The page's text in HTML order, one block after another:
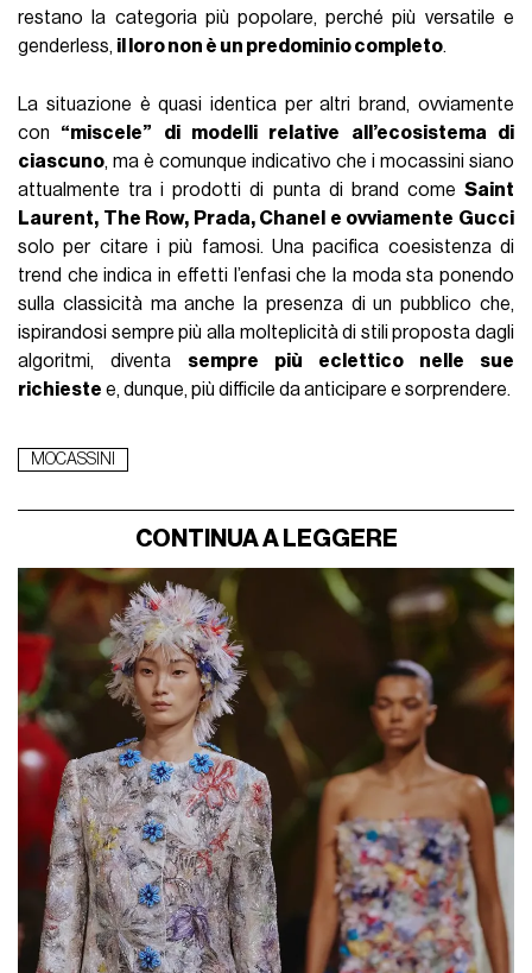
restano la categoria più popolare, perché più versatile e
genderless, il loro non è un predominio completo.
La situazione è quasi identica per altri brand, ovviamente
con “miscele” di modelli relative all’ecosistema di
ciascuno, ma è comunque indicativo che i mocassini siano
attualmente tra i prodotti di punta di brand come Saint
Laurent, The Row, Prada, Chanel e ovviamente Gucci
solo per citare i più famosi. Una pacifica coesistenza di
trend che indica in effetti l’enfasi che la moda sta ponendo
sulla classicità ma anche la presenza di un pubblico che,
ispirandosi sempre più alla molteplicità di stili proposta dagli
algoritmi, diventa sempre più eclettico nelle sue
richieste e, dunque, più difficile da anticipare e sorprendere.
MOCASSINI
CONTINUA A LEGGERE